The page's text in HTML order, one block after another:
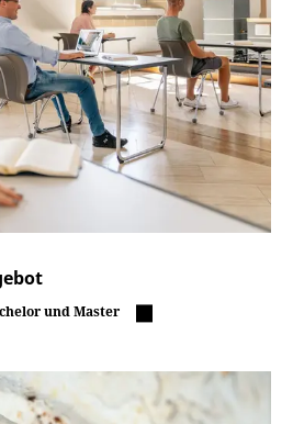
und Master